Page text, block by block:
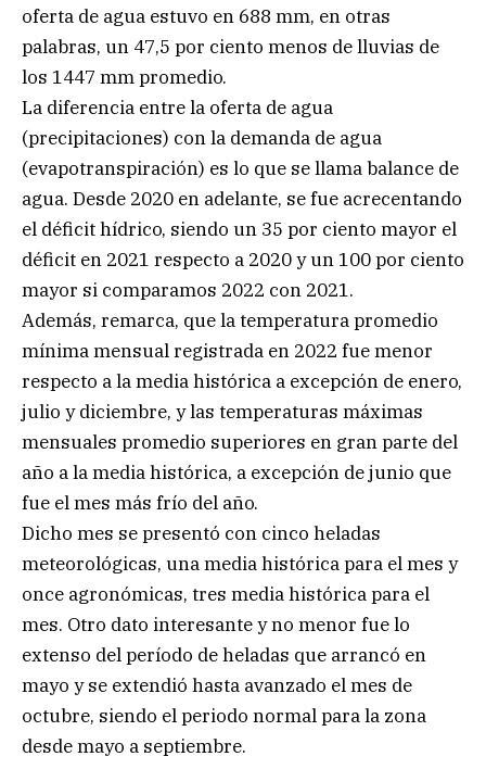
oferta de agua estuvo en 688 mm, en otras
palabras, un 47,5 por ciento menos de lluvias de
los 1447 mm promedio.
La diferencia entre la oferta de agua
(precipitaciones) con la demanda de agua
(evapotranspiración) es lo que se llama balance de
agua. Desde 2020 en adelante, se fue acrecentando
el déficit hídrico, siendo un 35 por ciento mayor el
déficit en 2021 respecto a 2020 y un 100 por ciento
mayor si comparamos 2022 con 2021.
Además, remarca, que la temperatura promedio
mínima mensual registrada en 2022 fue menor
respecto a la media histórica a excepción de enero,
julio y diciembre, y las temperaturas máximas
mensuales promedio superiores en gran parte del
año a la media histórica, a excepción de junio que
fue el mes más frío del año.
Dicho mes se presentó con cinco heladas
meteorológicas, una media histórica para el mes y
once agronómicas, tres media histórica para el
mes. Otro dato interesante y no menor fue lo
extenso del período de heladas que arrancó en
mayo y se extendió hasta avanzado el mes de
octubre, siendo el periodo normal para la zona
desde mayo a septiembre.